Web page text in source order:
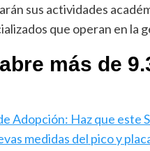
sus actividades
que operan en la
más de
Adopción: Haz que este
medidas del pico y